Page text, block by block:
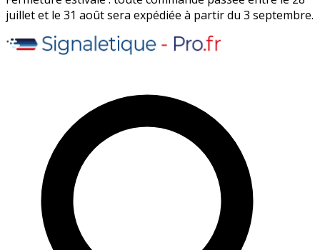
juillet et le 31 août sera expédiée à partir du 3 septembre.